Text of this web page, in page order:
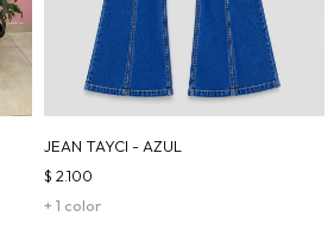
JEAN TAYCI - AZUL
+ 1 color
$ 2.100